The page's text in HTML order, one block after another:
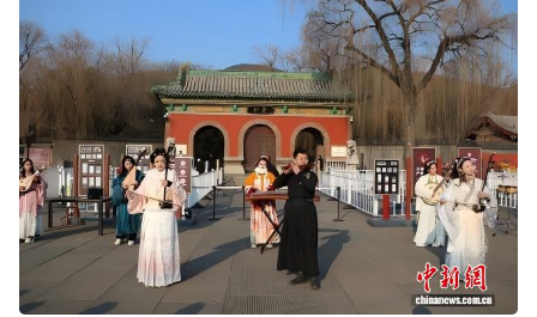
地方频道
大同 朔州 忻州
晋中 阳泉 长治 晋城
临汾 运城